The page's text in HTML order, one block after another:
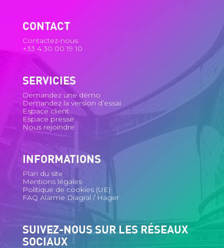
CONTACT
Contactez-nous
+33 4 30 00 19 10
SERVICIES
Demandez une démo
Demandez la version d’essai
Espace client
Espace presse
Nous rejoindre
INFORMATIONS
Plan du site
Mentions légales
Politique de cookies (UE)
FAQ Alarme Diagral / Hager
SUIVEZ-NOUS SUR LES RÉSEAUX
SOCIAUX